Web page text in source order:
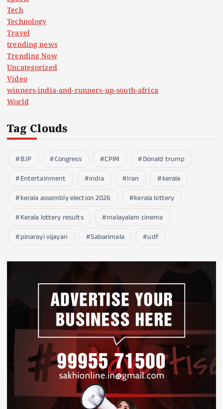
Tech
Technology
Travel
trending news
Trending Now
Uncategorized
Video
winners-india-and-runners-up-south-africa
World
Tag Clouds
BJP Congress CPIM
Donald trump
Entertainment
india Iran
kerala
kerala assembly election 2026
kerala lottery
Kerala lottery results
malayalam cinema
pinarayi vijayan
Sabarimala udf